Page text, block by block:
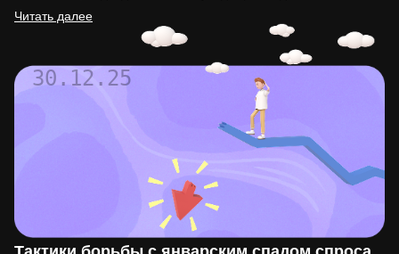
мотивации сотрудников. Организация такого праздника…
Читать далее
30.12.25